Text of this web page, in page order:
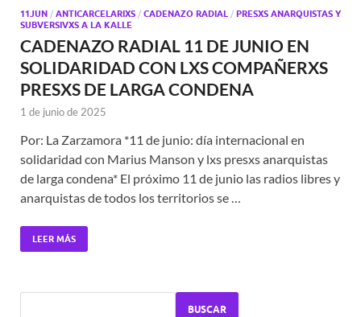
11JUN / ANTICARCELARIXS / CADENAZO RADIAL / PRESXS ANARQUISTAS Y
SUBVERSIVXS A LA KALLE
CADENAZO RADIAL 11 DE JUNIO EN
SOLIDARIDAD CON LXS COMPAÑERXS
PRESXS DE LARGA CONDENA
1 de junio de 2025
Por: La Zarzamora *11 de junio: día internacional en
solidaridad con Marius Manson y lxs presxs anarquistas
de larga condena* El próximo 11 de junio las radios libres y
anarquistas de todos los territorios se …
LEER MÁS
BUSCAR